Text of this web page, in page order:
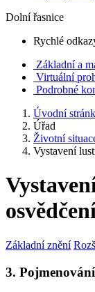
Dolní řasnice
Rychlé
Základní a
Virtuální
Podrobné
Úvodní
Úřad
Životní
Vystavení
Základní znění
3.